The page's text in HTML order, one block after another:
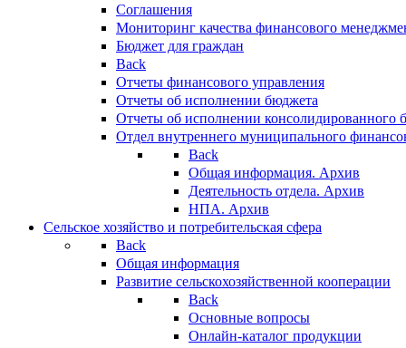
Соглашения
Мониторинг качества финансового
Бюджет для граждан
Back
Отчеты финансового управления
Отчеты об исполнении бюджета
Отчеты об исполнении консолидированного
Отдел внутреннего муниципального
Back
Общая информация. Архив
Деятельность отдела. Архив
НПА. Архив
Сельское хозяйство и потребительская сфера
Back
Общая информация
Развитие сельскохозяйственной кооперации
Back
Основные вопросы
Онлайн-каталог продукции